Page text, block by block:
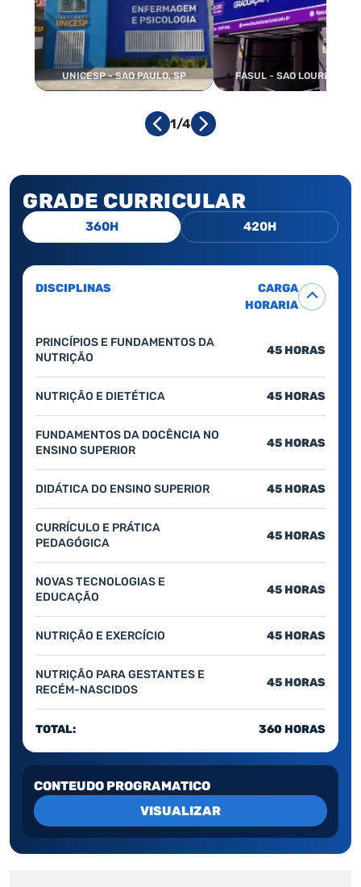
UNICESP - SAO PAULO, SP FASUL - SAO LOURENCO,
1/4
GRADE CURRICULAR
360H 420H
DISCIPLINAS
CARGA
HORARIA
PRINCÍPIOS E FUNDAMENTOS DA
NUTRIÇÃO
45 HORAS
NUTRIÇÃO E DIETÉTICA 45 HORAS
FUNDAMENTOS DA DOCÊNCIA NO
ENSINO SUPERIOR
45 HORAS
DIDÁTICA DO ENSINO SUPERIOR 45 HORAS
CURRÍCULO E PRÁTICA
PEDAGÓGICA
45 HORAS
NOVAS TECNOLOGIAS E
EDUCAÇÃO
45 HORAS
NUTRIÇÃO E EXERCÍCIO 45 HORAS
NUTRIÇÃO PARA GESTANTES E
RECÉM-NASCIDOS
45 HORAS
TOTAL: 360 HORAS
CONTEUDO PROGRAMATICO
VISUALIZAR